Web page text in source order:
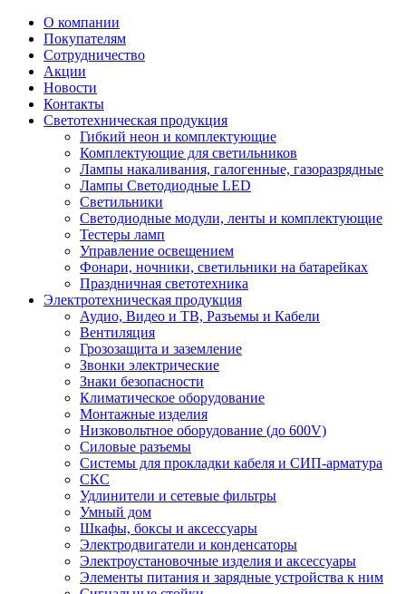
О компании
Покупателям
Сотрудничество
Акции
Новости
Контакты
Светотехническая продукция
Гибкий неон и комплектующие
Комплектующие для светильников
Лампы накаливания, галогенные, газоразрядные
Лампы Светодиодные LED
Светильники
Светодиодные модули, ленты и комплектующие
Тестеры ламп
Управление освещением
Фонари, ночники, светильники на батарейках
Праздничная светотехника
Электротехническая продукция
Аудио, Видео и ТВ, Разъемы и Кабели
Вентиляция
Грозозащита и заземление
Звонки электрические
Знаки безопасности
Климатическое оборудование
Монтажные изделия
Низковольтное оборудование (до 600V)
Силовые разъемы
Системы для прокладки кабеля и СИП-арматура
СКС
Удлинители и сетевые фильтры
Умный дом
Шкафы, боксы и аксессуары
Электродвигатели и конденсаторы
Электроустановочные изделия и аксессуары
Элементы питания и зарядные устройства к ним